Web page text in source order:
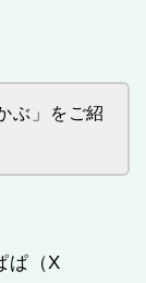
ぶ」をご紹
ぱ（X